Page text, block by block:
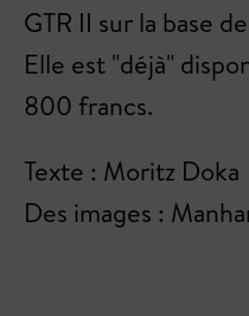
GTR II sur la base
Elle est "déjà"
800 francs.
Texte : Moritz Doka
Des images :